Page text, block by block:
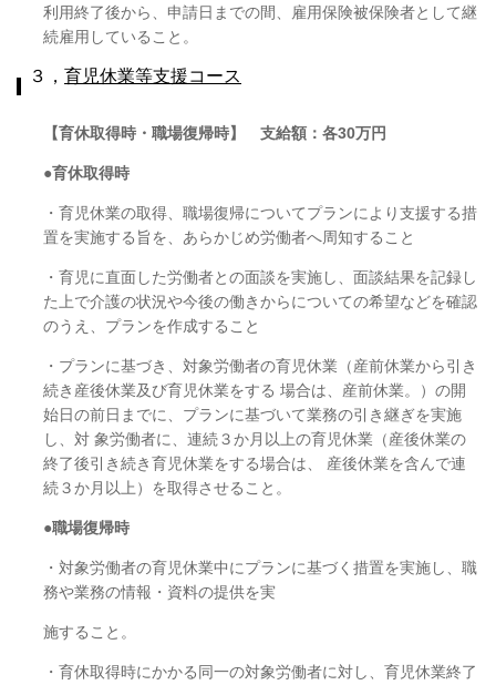
利用終了後から、申請日までの間、雇用保険被保険者として継
続雇用していること。
３， 育児休業等支援コース
【育休取得時・職場復帰時】 支給額：各30万円
●育休取得時
・育児休業の取得、職場復帰についてプランにより支援する措
置を実施する旨を、あらかじめ労働者へ周知すること
・育児に直面した労働者との面談を実施し、面談結果を記録し
た上で介護の状況や今後の働きからについての希望などを確認
のうえ、プランを作成すること
・プランに基づき、対象労働者の育児休業（産前休業から引き
続き産後休業及び育児休業をする 場合は、産前休業。）の開
始日の前日までに、プランに基づいて業務の引き継ぎを実施
し、対 象労働者に、連続３か月以上の育児休業（産後休業の
終了後引き続き育児休業をする場合は、 産後休業を含んで連
続３か月以上）を取得させること。
●職場復帰時
・対象労働者の育児休業中にプランに基づく措置を実施し、職
務や業務の情報・資料の提供を実
施すること。
・育休取得時にかかる同⼀の対象労働者に対し、育児休業終了